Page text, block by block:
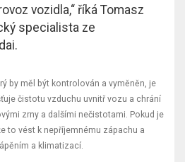
vozidla,“ říká Tomasz
specialista ze
by měl být kontrolován a vyměněn, je
čistotu vzduchu uvnitř vozu a chrání
zrny a dalšími nečistotami. Pokud je
to vést k nepříjemnému zápachu a
a klimatizací.